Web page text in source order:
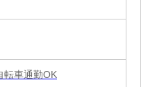
転車通勤OK